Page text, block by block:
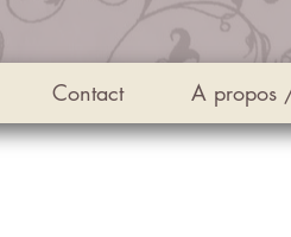
Contact A propos